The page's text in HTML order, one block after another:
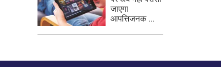
जाएगा
आपत्तिजनक ...